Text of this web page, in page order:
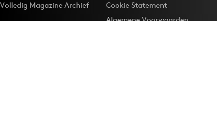
Volledig Magazine Archief
Cookie Statement
Algemene Voorwaarden